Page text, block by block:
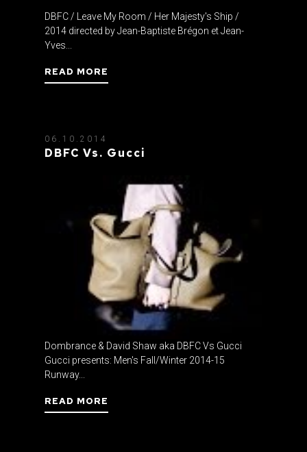
DBFC / Leave My Room / Her Majesty's Ship /
2014 directed by Jean-Baptiste Brégon et Jean-
Yves...
READ MORE
06.10.2014
DBFC Vs. Gucci
Dombrance & David Shaw aka DBFC Vs Gucci
Gucci presents: Men's Fall/Winter 2014-15
Runway...
READ MORE